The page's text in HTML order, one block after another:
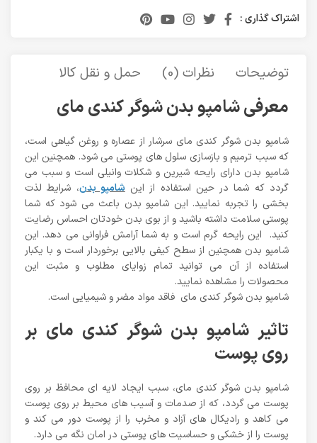
اشتراک گذاری :
توضیحات نظرات (0) حمل و نقل کالا
معرفی شامپو بدن شوگر کندی مای
شامپو بدن شوگر کندی مای سرشار از عصاره و روغن گیاهی است،
که سبب ترمیم و بازسازی سلول های پوستی می شود. همچنین این
شامپو بدن دارای رایحه شیرین و شکلات وانیلی است و سبب می
گردد که شما در حین استفاده از اینشامپو بدن، شرایط لذت
بخشی را تجربه نمایید. این شامپو بدن باعث می شود که شما
پوستی سلامت داشته باشید و از بوی بدن خودتان احساس رضایت
کنید. این رایحه گرم است و به شما آرامش فراوانی می دهد. این
شامپو بدن همچنین از سطح کیفی بالایی برخوردار است و با یکبار
استفاده از آن می توانید تمام زوایای مطلوب و مثبت این
محصولات را مشاهده نمایید.
شامپو بدن شوگر کندی مای فاقد مواد مضر و شیمیایی است.
تاثیر شامپو بدن شوگر کندی مای بر
روی پوست
شامپو بدن شوگر کندی مای، سبب ایجاد لایه ای محافظ بر روی
پوست می گردد، که از صدمات و آسیب های محیط بر روی پوست
می کاهد و رادیکال های آزاد و مخرب را از پوست دور می کند و
پوست را از خشکی و حساسیت های پوستی در امان نگه می دارد.